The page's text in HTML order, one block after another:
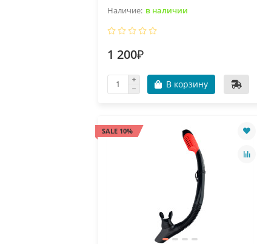
в наличии
1 200₽
В корзину
SALE 10%